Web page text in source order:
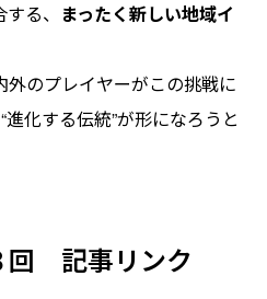
る、 まったく新しい地域イ
のプレイヤーがこの挑戦に
進化する伝統”が形になろうと
回 記事リンク